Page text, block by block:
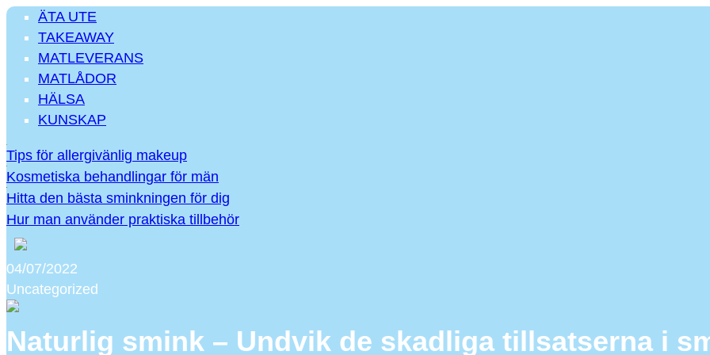
ÄTA UTE
TAKEAWAY
MATLEVERANS
MATLÅDOR
HÄLSA
KUNSKAP
Tips för allergivänlig makeup
Kosmetiska behandlingar för män
Hitta den bästa sminkningen för dig
Hur man använder praktiska tillbehör
04/07/2022
Uncategorized
Naturlig smink – Undvik de skadliga tillsatserna i